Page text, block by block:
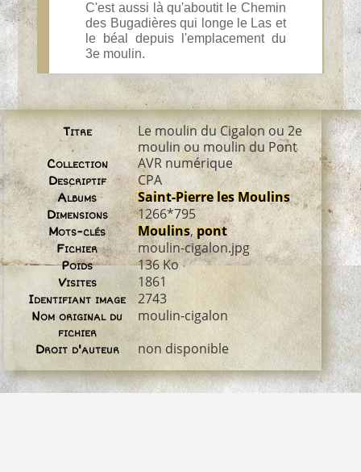
C'est aussi là qu'aboutit le Chemin
des Bugadières qui longe le Las et
le béal depuis l'emplacement du
3e moulin.
Titre
Le moulin du Cigalon ou 2e
moulin ou moulin du Pont
Collection AVR numérique
Descriptif CPA
Albums Saint-Pierre les Moulins
Dimensions 1266*795
Mots-clés Moulins,pont
Fichier moulin-cigalon.jpg
Poids 136 Ko
Visites 1861
Identifiant image 2743
Nom original du
fichier
moulin-cigalon
Droit d'auteur non disponible